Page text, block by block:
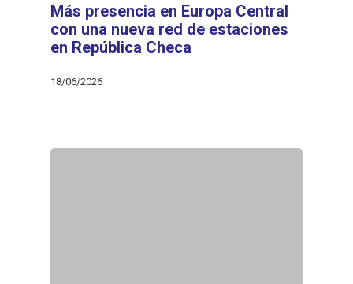
Más presencia en Europa Central
con una nueva red de estaciones
en República Checa
18/06/2026